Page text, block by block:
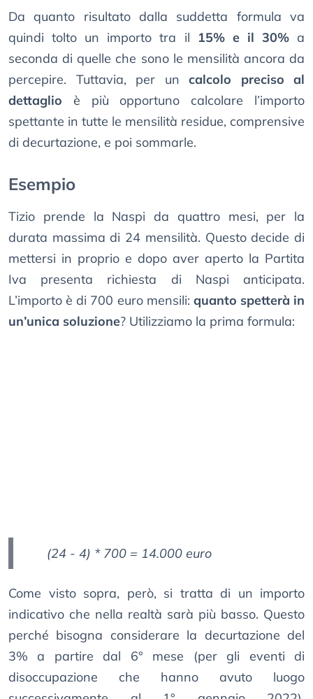
Da quanto risultato dalla suddetta formula va
quindi tolto un importo tra il
15% e il 30%a
seconda di quelle che sono le mensilità ancora da
percepire. Tuttavia, per un calcolo preciso al
dettaglio è più opportuno calcolare l’importo
spettante in tutte le mensilità residue, comprensive
di decurtazione, e poi sommarle.
Esempio
Tizio prende la Naspi da quattro mesi, per la
durata massima di 24 mensilità. Questo decide di
mettersi in proprio e dopo aver aperto la Partita
Iva presenta richiesta di Naspi anticipata.
L’importo è di 700 euro mensili: quanto spetterà in
un’unica soluzione? Utilizziamo la prima formula:
(24 - 4) * 700 = 14.000 euro
Come visto sopra, però, si tratta di un importo
indicativo che nella realtà sarà più basso. Questo
perché bisogna considerare la decurtazione del
3% a partire dal 6° mese (per gli eventi di
disoccupazione che hanno avuto luogo